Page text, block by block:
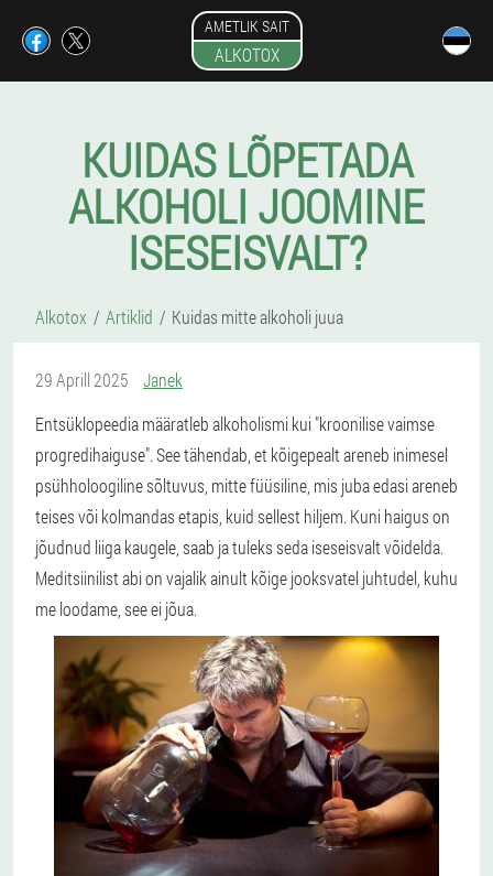
AMETLIK SAIT
ALKOTOX
KUIDAS LÕPETADA
ALKOHOLI JOOMINE
ISESEISVALT?
Alkotox Artiklid Kuidas mitte alkoholi juua
29 Aprill 2025
Janek
Entsüklopeedia määratleb alkoholismi kui "kroonilise vaimse
progredihaiguse". See tähendab, et kõigepealt areneb inimesel
psühholoogiline sõltuvus, mitte füüsiline, mis juba edasi areneb
teises või kolmandas etapis, kuid sellest hiljem. Kuni haigus on
jõudnud liiga kaugele, saab ja tuleks seda iseseisvalt võidelda.
Meditsiinilist abi on vajalik ainult kõige jooksvatel juhtudel, kuhu
me loodame, see ei jõua.